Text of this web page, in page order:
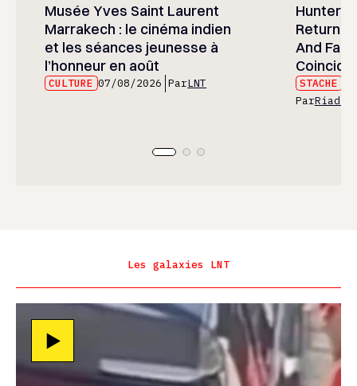
Musée Yves Saint Laurent
Marrakech : le cinéma indien
et les séances jeunesse à
l’honneur en août
CULTURE 07/08/2026 ParLNT
Hunter
And
STACHE
ParRiad
Les galaxies LNT